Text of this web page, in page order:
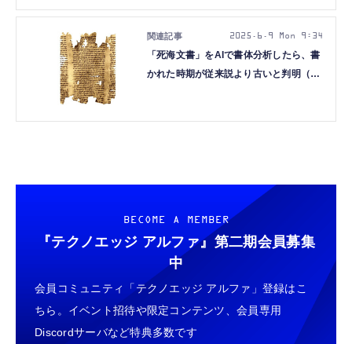
「死海文書」をAIで書体分析したら、書
かれた時期が従来説より古いと判明（生
2025.6.9 Mon 9:34
BECOME A MEMBER
『テクノエッジ アルファ』 第二期会員募集
中
会員コミュニティ「テクノエッジ アルファ」登録はこ
ちら。イベント招待や限定コンテンツ、会員専用
Discordサーバなど特典多数です